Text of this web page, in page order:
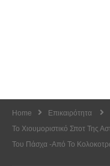
Home
Επικαιρότητα
Το Χιουμοριστικό Σποτ Της
Του Πάσχα -Από Το